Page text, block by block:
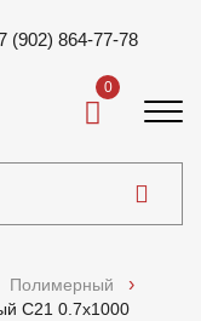
(902) 864-77-78
0
Полимерный
C21 0.7x1000